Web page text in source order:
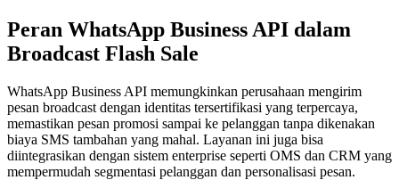
Peran WhatsApp Business API dalam
Broadcast Flash Sale
WhatsApp Business API memungkinkan perusahaan mengirim
pesan broadcast dengan identitas tersertifikasi yang terpercaya,
memastikan pesan promosi sampai ke pelanggan tanpa dikenakan
biaya SMS tambahan yang mahal. Layanan ini juga bisa
diintegrasikan dengan sistem enterprise seperti OMS dan CRM yang
mempermudah segmentasi pelanggan dan personalisasi pesan.